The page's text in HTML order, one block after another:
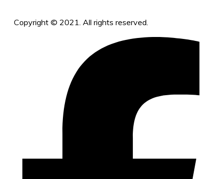
Copyright © 2021. All rights reserved.